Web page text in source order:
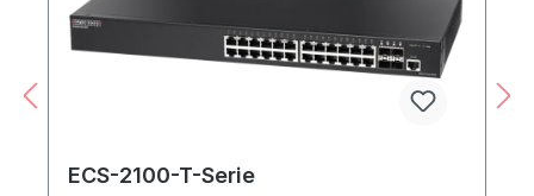
ECS-2100-T-Serie